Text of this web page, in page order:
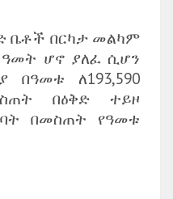
ቤቶች በርካታ መልካም
ሆኖ ያለፈ ሲሆን
ለ193,590
በዕቅድ ተይዞ
በመስጠት የዓመቱ